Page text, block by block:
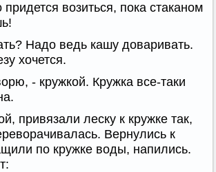
придется возиться, пока стаканом
Надо ведь кашу доваривать.
хочется.
- кружкой. Кружка все-таки
привязали леску к кружке так,
Вернулись к
по кружке воды, напились.